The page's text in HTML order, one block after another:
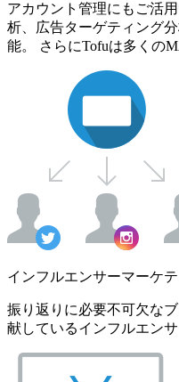
アカウント管理にもご活
析、広告ターゲティング
能。 さらにTofuは多くの
インフルエンサーマーケ
振り返りに必要不可欠な
献しているインフルエン